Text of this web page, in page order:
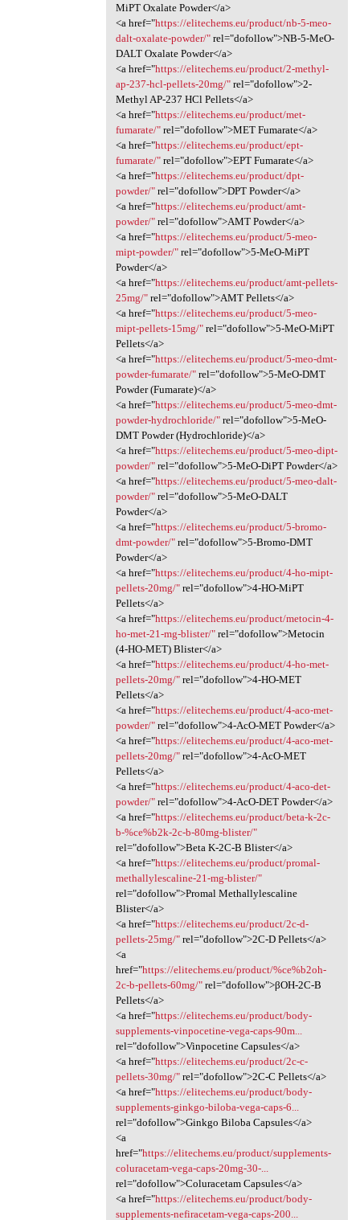
MiPT Oxalate Powder</a>
<a href="https://elitechems.eu/product/nb-5-meo-
dalt-oxalate-powder/"rel="dofollow">NB-5-MeO-
DALT Oxalate Powder</a>
<a href="https://elitechems.eu/product/2-methyl-
ap-237-hcl-pellets-20mg/"rel="dofollow">2-
Methyl AP-237 HCl Pellets</a>
<a href="https://elitechems.eu/product/met-
fumarate/"rel="dofollow">MET Fumarate</a>
<a href="https://elitechems.eu/product/ept-
fumarate/"rel="dofollow">EPT Fumarate</a>
<a href="https://elitechems.eu/product/dpt-
powder/"rel="dofollow">DPT Powder</a>
<a href="https://elitechems.eu/product/amt-
powder/"rel="dofollow">AMT Powder</a>
<a href="https://elitechems.eu/product/5-meo-
mipt-powder/"rel="dofollow">5-MeO-MiPT
Powder</a>
<a href="https://elitechems.eu/product/amt-pellets-
25mg/"rel="dofollow">AMT Pellets</a>
<a href="https://elitechems.eu/product/5-meo-
mipt-pellets-15mg/"rel="dofollow">5-MeO-MiPT
Pellets</a>
<a href="https://elitechems.eu/product/5-meo-dmt-
powder-fumarate/"rel="dofollow">5-MeO-DMT
Powder (Fumarate)</a>
<a href="https://elitechems.eu/product/5-meo-dmt-
powder-hydrochloride/"rel="dofollow">5-MeO-
DMT Powder (Hydrochloride)</a>
<a href="https://elitechems.eu/product/5-meo-dipt-
powder/"rel="dofollow">5-MeO-DiPT Powder</a>
<a href="https://elitechems.eu/product/5-meo-dalt-
powder/"rel="dofollow">5-MeO-DALT
Powder</a>
<a href="https://elitechems.eu/product/5-bromo-
dmt-powder/"rel="dofollow">5-Bromo-DMT
Powder</a>
<a href="https://elitechems.eu/product/4-ho-mipt-
pellets-20mg/"rel="dofollow">4-HO-MiPT
Pellets</a>
<a href="https://elitechems.eu/product/metocin-4-
ho-met-21-mg-blister/"rel="dofollow">Metocin
(4-HO-MET) Blister</a>
<a href="https://elitechems.eu/product/4-ho-met-
pellets-20mg/"rel="dofollow">4-HO-MET
Pellets</a>
<a href="https://elitechems.eu/product/4-aco-met-
powder/"rel="dofollow">4-AcO-MET Powder</a>
<a href="https://elitechems.eu/product/4-aco-met-
pellets-20mg/"rel="dofollow">4-AcO-MET
Pellets</a>
<a href="https://elitechems.eu/product/4-aco-det-
powder/"rel="dofollow">4-AcO-DET Powder</a>
<a href="https://elitechems.eu/product/beta-k-2c-
b-%ce%b2k-2c-b-80mg-blister/"
rel="dofollow">Beta K-2C-B Blister</a>
<a href="https://elitechems.eu/product/promal-
methallylescaline-21-mg-blister/"
rel="dofollow">Promal Methallylescaline
Blister</a>
<a href="https://elitechems.eu/product/2c-d-
pellets-25mg/"rel="dofollow">2C-D Pellets</a>
<a
href="https://elitechems.eu/product/%ce%b2oh-
2c-b-pellets-60mg/"rel="dofollow">βOH-2C-B
Pellets</a>
<a href="https://elitechems.eu/product/body-
supplements-vinpocetine-vega-caps-90m...
rel="dofollow">Vinpocetine Capsules</a>
<a href="https://elitechems.eu/product/2c-c-
pellets-30mg/"rel="dofollow">2C-C Pellets</a>
<a href="https://elitechems.eu/product/body-
supplements-ginkgo-biloba-vega-caps-6...
rel="dofollow">Ginkgo Biloba Capsules</a>
<a
href="https://elitechems.eu/product/supplements-
coluracetam-vega-caps-20mg-30-...
rel="dofollow">Coluracetam Capsules</a>
<a href="https://elitechems.eu/product/body-
supplements-nefiracetam-vega-caps-200...